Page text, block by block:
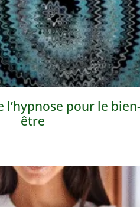
l’hypnose pour le bien-
être